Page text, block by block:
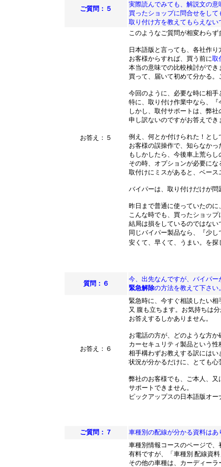
ご質問：５
実際読んでみても、解説文の
買ったショップに問合せをし
取り付け方を教えてもらえない
お答え：５
このようなご質問が相変わら
日本語版と言っても、各社作
お客様からすれば、買う前に取
本当の意味での比較検討ができ
買って、届いて初めて分かる。
今回のように、必要な時に相
特に、取り付け作業中なら、
しかし、取付サポートは、弊
申し訳ないのですがお答えでき
例え、何とか付けられた！と
お客様の誤操作で、知らなか
もしかしたら、今後車上荒ら
その時、オプションが必要に
取付けにミスがあると、ベー
バイパーは、取り付けだけが
昨日まで普通に使っていたの
こんな時でも、買ったショッ
結局は損をしているのではない
同じバイパー製品なら、『少
安くて、早くて、うまい。を
質問：６
今、出先なんですが、バイパ
緊急解除の方法を教えて下さい
お答え：６
緊急時に、今すぐ相談したい
又 腹も立ちます。お気持ちは
お答えするしかありません。
お電話の方が、どのような方か
カーセキュリティ製品という
相手構わずお教えする訳にはい
状況が分かるだけに、とても
弊社のお客様でも、ご本人、
サポートできません。
ピックアップスの日本語版オ
ご質問：７ 車種別の配線が分かる資料はあ
車種別情報コースのページで
有料ですが、「車種別 配線資
その他の車種は、カーディー